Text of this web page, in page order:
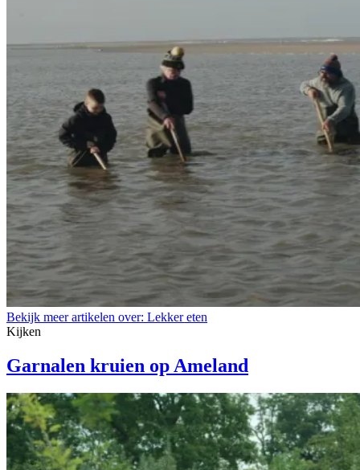
Bekijk meer artikelen over: Lekker eten
Kijken
Garnalen kruien op Ameland